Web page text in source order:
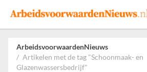
Events
Adverteren
Leveranciers
Werkgevers
ArbeidsvoorwaardenNieuws
Artikelen met de tag "Schoonmaak- en
Glazenwassersbedrijf"